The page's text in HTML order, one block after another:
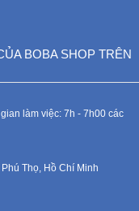
BOBA SHOP TRÊN
làm việc: 7h - 7h00 các
Thọ, Hồ Chí Minh